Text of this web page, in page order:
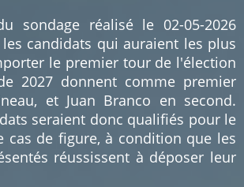
sondage réalisé le 02-05-2026
candidats qui auraient les plus
le premier tour de l'élection
2027 donnent comme premier
et Juan Branco en second.
seraient donc qualifiés pour le
cas de figure, à condition que les
réussissent à déposer leur